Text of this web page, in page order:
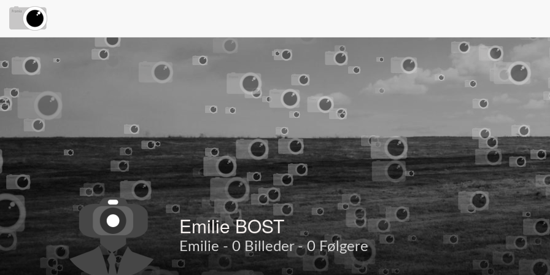
Emilie BOST
Emilie - 0 Billeder - 0 Følgere